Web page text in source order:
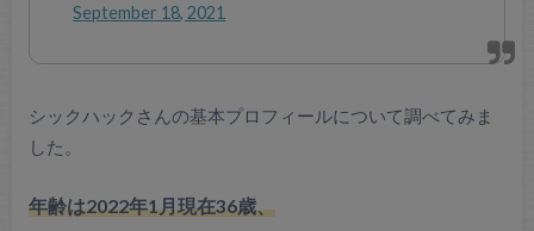
September 18, 2021
シックハックさんの基本プロフィールについて調べてみま
した。
年齢は2022年1月現在36歳、